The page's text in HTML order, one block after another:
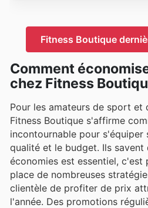
Fitness Boutique
Comment
chez Fitness
Pour les amateurs de sport et
Fitness Boutique s'affirme
incontournable pour s'équiper
qualité et le budget. Ils savent
économies est essentiel, c'est
place de nombreuses
clientèle de profiter de prix
l'année. Des promotions